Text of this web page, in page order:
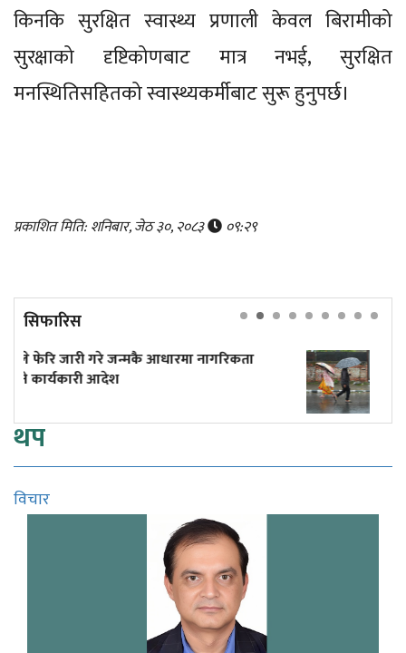
किनकि सुरक्षित स्वास्थ्य प्रणाली केवल बिरामीको
सुरक्षाको दृष्टिकोणबाट मात्र नभई, सुरक्षित
मनस्थितिसहितको स्वास्थ्यकर्मीबाट सुरू हुनुपर्छ।
प्रकाशित मिति: शनिबार, जेठ ३०, २०८३ ०९:२९
सिफारिस
नागरिकता मौसममा केही सुधार, छैन भारी वर्षाको
थप
विचार